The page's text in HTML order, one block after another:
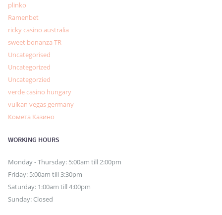
plinko
Ramenbet
ricky casino australia
sweet bonanza TR
Uncategorised
Uncategorized
Uncategorzied
verde casino hungary
vulkan vegas germany
Комета Казино
WORKING HOURS
Monday - Thursday: 5:00am till 2:00pm
Friday: 5:00am till 3:30pm
Saturday: 1:00am till 4:00pm
Sunday: Closed